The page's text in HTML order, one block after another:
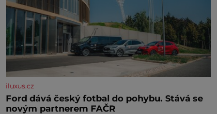
iluxus.cz
Ford dává český fotbal do pohybu. Stává se
novým partnerem FAČR